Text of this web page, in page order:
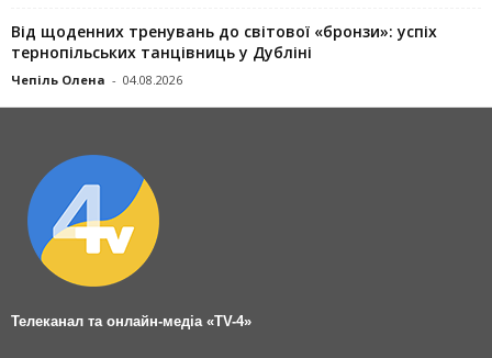
Від щоденних тренувань до світової «бронзи»: успіх
тернопільських танцівниць у Дубліні
Чепіль Олена - 04.08.2026
Телеканал та онлайн-медіа «TV-4»